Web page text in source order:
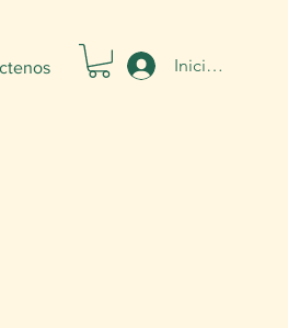
Iniciar sesión